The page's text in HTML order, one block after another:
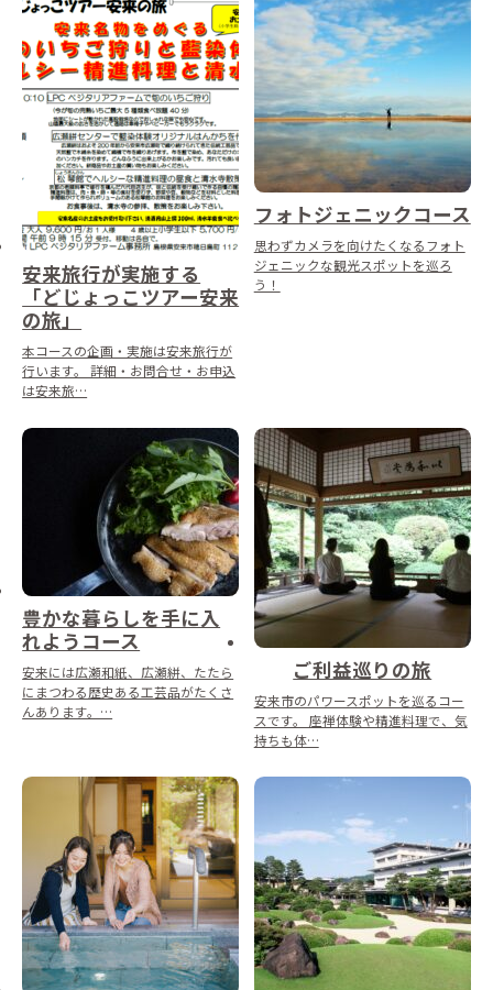
安来旅行が実施する
「どじょっこツアー安来
の旅」
本コースの企画・実施は安来旅行が
行います。 詳細・お問合せ・お申込
は安来旅…
フォトジェニックコース
思わずカメラを向けたくなるフォト
ジェニックな観光スポットを巡ろ
う！
豊かな暮らしを手に入
れようコース
安来には広瀬和紙、広瀬絣、たたら
にまつわる歴史ある工芸品がたくさ
んあります。…
ご利益巡りの旅
安来市のパワースポットを巡るコー
スです。 座禅体験や精進料理で、気
持ちも体…